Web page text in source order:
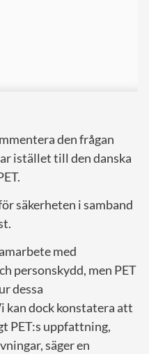
den frågan
istället till den danska
säkerheten i samband
med
personskydd, men PET
dessa
kan dock konstatera att
PET:s uppfattning,
säger en